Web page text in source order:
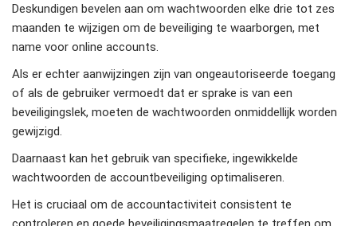
Deskundigen bevelen aan om wachtwoorden elke drie tot zes
maanden te wijzigen om de beveiliging te waarborgen, met
name voor online accounts.
Als er echter aanwijzingen zijn van ongeautoriseerde toegang
of als de gebruiker vermoedt dat er sprake is van een
beveiligingslek, moeten de wachtwoorden onmiddellijk worden
gewijzigd.
Daarnaast kan het gebruik van specifieke, ingewikkelde
wachtwoorden de accountbeveiliging optimaliseren.
Het is cruciaal om de accountactiviteit consistent te